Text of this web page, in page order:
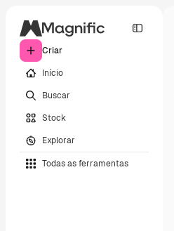
Criar
Início
Buscar
Stock
Explorar
Todas as ferramentas